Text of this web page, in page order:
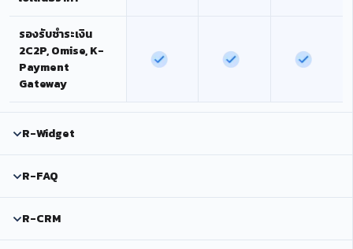
รองรับชำระเงิน
2C2P, Omise, K-
Payment
Gateway
R-Widget
R-FAQ
R-CRM